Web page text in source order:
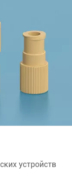
устройств